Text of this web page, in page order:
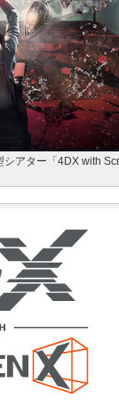
アター「4DX with